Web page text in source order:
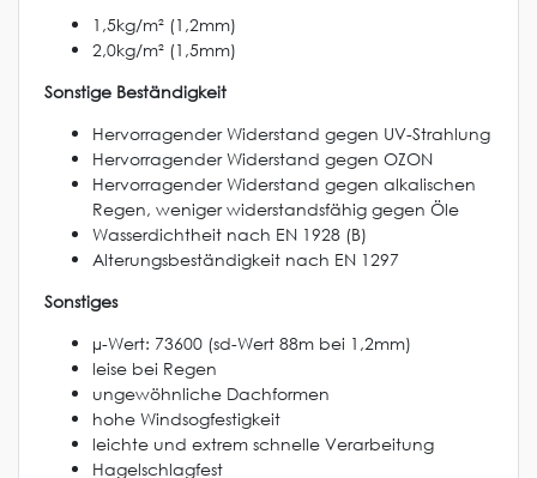
1,5kg/m² (1,2mm)
2,0kg/m² (1,5mm)
Sonstige Beständigkeit
Hervorragender Widerstand gegen UV-Strahlung
Hervorragender Widerstand gegen OZON
Hervorragender Widerstand gegen alkalischen
Regen, weniger widerstandsfähig gegen Öle
Wasserdichtheit nach EN 1928 (B)
Alterungsbeständigkeit nach EN 1297
Sonstiges
µ-Wert: 73600 (sd-Wert 88m bei 1,2mm)
leise bei Regen
ungewöhnliche Dachformen
hohe Windsogfestigkeit
leichte und extrem schnelle Verarbeitung
Hagelschlagfest